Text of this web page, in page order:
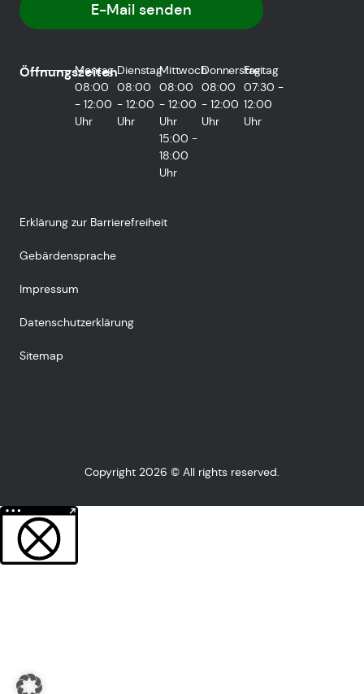
E-Mail senden
Öffnungszeiten
Montag
08:00
- 12:00
Uhr
Dienstag
08:00
- 12:00
Uhr
Mittwoch
08:00
- 12:00
Uhr
15:00 -
18:00
Uhr
Donnerstag
08:00
- 12:00
Uhr
Freitag
07:30 -
12:00
Uhr
Erklärung zur Barrierefreiheit
Gebärdensprache
Impressum
Datenschutzerklärung
Sitemap
Copyright 2026 © All rights reserved.
Weitere Informationen über den gesperrten Inhalt.